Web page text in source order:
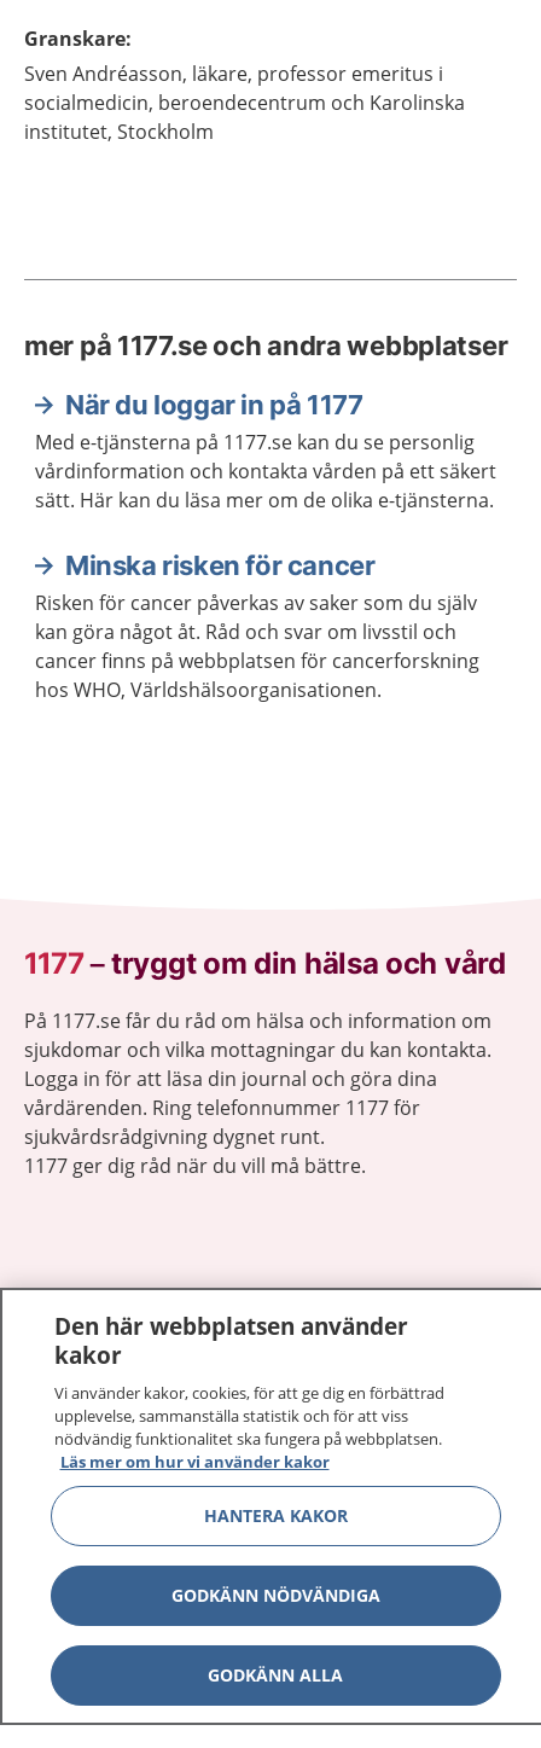
Granskare:
Sven Andréasson, läkare, professor emeritus i
socialmedicin, beroendecentrum och Karolinska
institutet, Stockholm
mer på 1177.se och andra webbplatser
När du loggar in på 1177
Med e-tjänsterna på 1177.se kan du se personlig
vårdinformation och kontakta vården på ett säkert
sätt. Här kan du läsa mer om de olika e-tjänsterna.
Minska risken för cancer
Risken för cancer påverkas av saker som du själv
kan göra något åt. Råd och svar om livsstil och
cancer finns på webbplatsen för cancerforskning
hos WHO, Världshälsoorganisationen.
1177–tryggt om din hälsa och vård
På 1177.se får du råd om hälsa och information om
sjukdomar och vilka mottagningar du kan kontakta.
Logga in för att läsa din journal och göra dina
vårdärenden. Ring telefonnummer 1177 för
sjukvårdsrådgivning dygnet runt.
1177 ger dig råd när du vill må bättre.
1177 på flera språk
Om 1177
Kontakt
Behandling av personuppgifter
Hantering av kakor
Inställningar för kakor
Den här webbplatsen använder
kakor
Vi använder kakor, cookies, för att ge dig en förbättrad
upplevelse, sammanställa statistik och för att viss
nödvändig funktionalitet ska fungera på webbplatsen.
Läs mer om hur vi använder kakor
HANTERA KAKOR
GODKÄNN NÖDVÄNDIGA
GODKÄNN ALLA